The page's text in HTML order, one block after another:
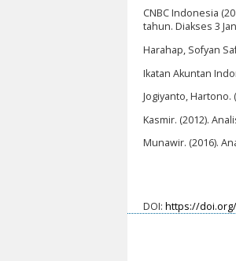
CNBC Indonesia
tahun. Diakses 3
Harahap, Sofyan
Ikatan Akuntan
Jogiyanto, Hartono.
Kasmir. (2012).
Munawir. (2016).
DOI: https://doi.org/